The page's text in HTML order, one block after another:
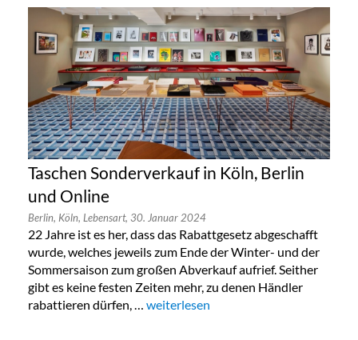
Taschen Sonderverkauf in Köln, Berlin
und Online
Berlin, Köln, Lebensart, 30. Januar 2024
22 Jahre ist es her, dass das Rabattgesetz abgeschafft
wurde, welches jeweils zum Ende der Winter- und der
Sommersaison zum großen Abverkauf aufrief. Seither
gibt es keine festen Zeiten mehr, zu denen Händler
rabattieren dürfen, … „Taschen Sonderverkauf in Köln,
weiterlesen